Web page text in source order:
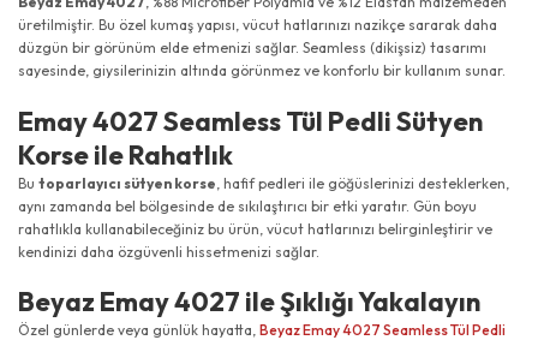
üretilmiştir. Bu özel kumaş yapısı, vücut hatlarınızı nazikçe sararak daha
düzgün bir görünüm elde etmenizi sağlar. Seamless (dikişsiz) tasarımı
sayesinde, giysilerinizin altında görünmez ve konforlu bir kullanım sunar.
Emay 4027 Seamless Tül Pedli Sütyen
Korse ile Rahatlık
Bu toparlayıcı sütyen korse , hafif pedleri ile göğüslerinizi desteklerken,
aynı zamanda bel bölgesinde de sıkılaştırıcı bir etki yaratır. Gün boyu
rahatlıkla kullanabileceğiniz bu ürün, vücut hatlarınızı belirginleştirir ve
kendinizi daha özgüvenli hissetmenizi sağlar.
Beyaz Emay 4027 ile Şıklığı Yakalayın
Özel günlerde veya günlük hayatta, Beyaz Emay 4027 Seamless Tül Pedli